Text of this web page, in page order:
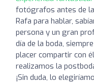
fotógrafos antes de la
Rafa para hablar,
persona y un gran
día de la boda,
placer compartir con
realizamos la
¡Sin duda, lo